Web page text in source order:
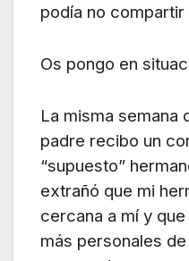
podía no
Os pongo en
La misma semana
padre recibo un
“supuesto”
extrañó que mi
cercana a mí y
más personales